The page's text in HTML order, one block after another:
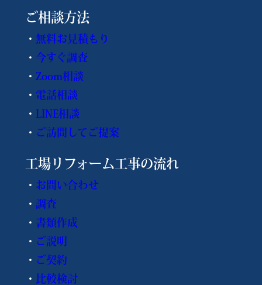
ご相談方法
・ 無料お見積もり
・ 今すぐ調査
・ Zoom相談
・ 電話相談
・
LINE相談
・ ご訪問してご提案
工場リフォーム工事の流れ
・ お問い合わせ
・ 調査
・ 書類作成
・ ご説明
・ ご契約
・
比較検討